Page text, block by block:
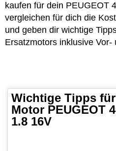
kaufen für dein PEUGEOT
vergleichen für dich die
und geben dir wichtige
Ersatzmotors inklusive Vor-
Wichtige Tipps
Motor PEUGEOT
1.8 16V